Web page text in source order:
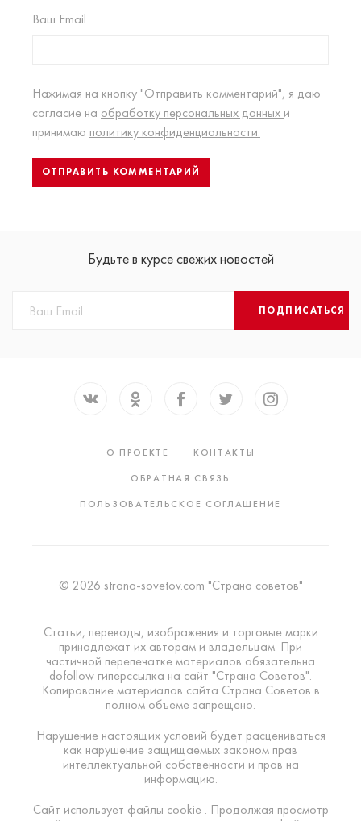
Ваш Email
Нажимая на кнопку "Отправить комментарий", я даю
согласие на обработку персональных данных и
принимаю политику конфиденциальности.
Будьте в курсе свежих новостей
ПОДПИСАТЬСЯ
О ПРОЕКТЕ
КОНТАКТЫ
ОБРАТНАЯ СВЯЗЬ
ПОЛЬЗОВАТЕЛЬСКОЕ СОГЛАШЕНИЕ
© 2026 strana-sovetov.com "Страна советов"
Статьи, переводы, изображения и торговые марки
принадлежат их авторам и владельцам. При
частичной перепечатке материалов обязательна
dofollow гиперссылка на сайт "Страна Советов".
Копирование материалов сайта Страна Советов в
полном объеме запрещено.
Нарушение настоящих условий будет расцениваться
как нарушение защищаемых законом прав
интеллектуальной собственности и прав на
информацию.
Сайт использует файлы cookie . Продолжая просмотр